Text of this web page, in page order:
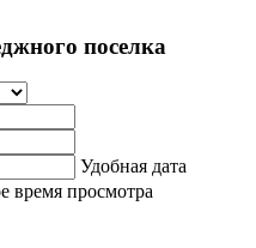
поселка
Удобная дата
время просмотра